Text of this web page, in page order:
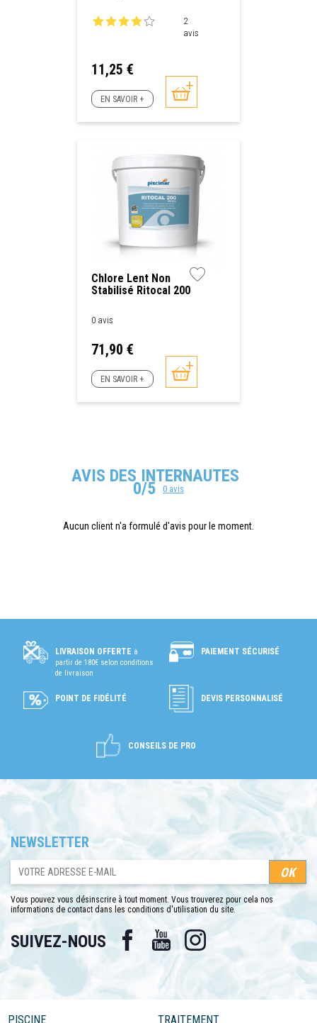
2
avis
Prix
11,25 €
EN SAVOIR +
Chlore Lent Non
Stabilisé Ritocal 200
0 avis
Prix
71,90 €
EN SAVOIR +
AVIS DES INTERNAUTES
0/5 0 avis
Aucun client n'a formulé d'avis pour le moment.
LIVRAISON OFFERTE à
partir de 180€ selon conditions
de livraison
PAIEMENT SÉCURISÉ
POINT DE FIDÉLITÉ DEVIS PERSONNALISÉ
CONSEILS DE PRO
NEWSLETTER
Vous pouvez vous désinscrire à tout moment. Vous trouverez pour cela nos
informations de contact dans les conditions d'utilisation du site.
SUIVEZ-NOUS Facebook YouTube Instagram
PISCINE TRAITEMENT